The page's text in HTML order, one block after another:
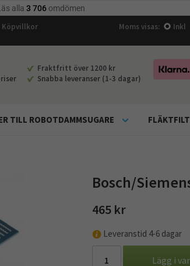
Köpvillkor Moms visas: Inkl
Fraktfritt över 1200 kr
Snabba leveranser (1-3 dagar)
TILL ROBOTDAMMSUGARE
Bosch/
465 kr
Leveranstid 4-6 dagar
Lägg i